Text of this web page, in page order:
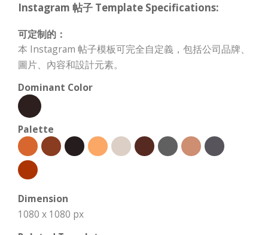
Instagram 帖子 Template Specifications:
可定制的：
本 Instagram 帖子模板可完全自定義，包括公司品牌、
圖片、內容和設計元素。
Dominant Color
Palette
Dimension
1080 x 1080 px